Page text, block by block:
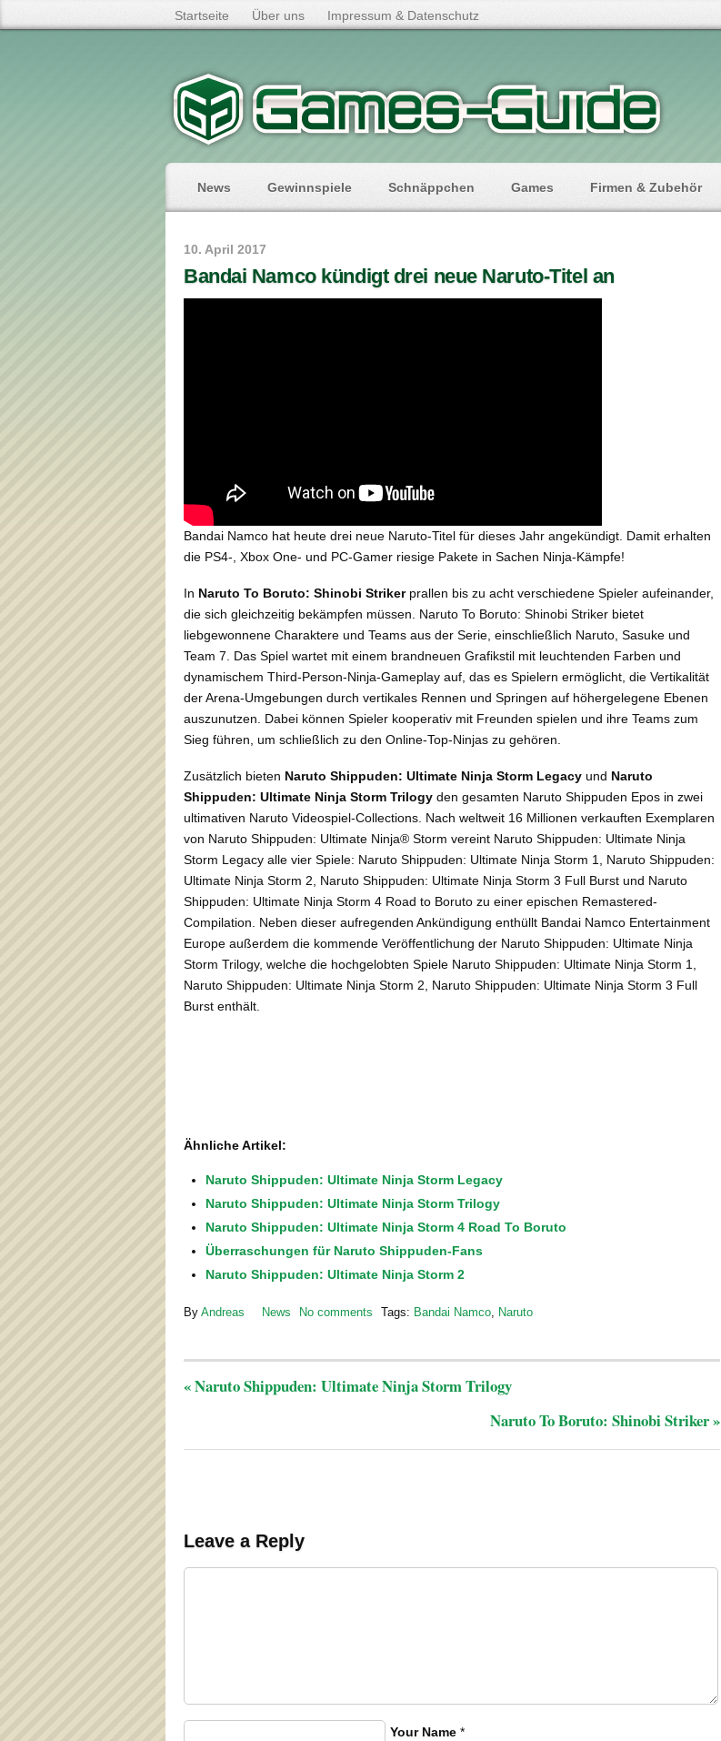
Startseite Über uns Impressum & Datenschutz
News Gewinnspiele Schnäppchen Games Firmen & Zubehör
10. April 2017
Bandai Namco kündigt drei neue Naruto-Titel an
Bandai Namco hat heute drei neue Naruto-Titel für dieses Jahr angekündigt. Damit erhalten
die PS4-, Xbox One- und PC-Gamer riesige Pakete in Sachen Ninja-Kämpfe!
In Naruto To Boruto: Shinobi Strikerprallen bis zu acht verschiedene Spieler aufeinander,
die sich gleichzeitig bekämpfen müssen. Naruto To Boruto: Shinobi Striker bietet
liebgewonnene Charaktere und Teams aus der Serie, einschließlich Naruto, Sasuke und
Team 7. Das Spiel wartet mit einem brandneuen Grafikstil mit leuchtenden Farben und
dynamischem Third-Person-Ninja-Gameplay auf, das es Spielern ermöglicht, die Vertikalität
der Arena-Umgebungen durch vertikales Rennen und Springen auf höhergelegene Ebenen
auszunutzen. Dabei können Spieler kooperativ mit Freunden spielen und ihre Teams zum
Sieg führen, um schließlich zu den Online-Top-Ninjas zu gehören.
Zusätzlich bieten Naruto Shippuden: Ultimate Ninja Storm Legacy und Naruto
Shippuden: Ultimate Ninja Storm Trilogy den gesamten Naruto Shippuden Epos in zwei
ultimativen Naruto Videospiel-Collections. Nach weltweit 16 Millionen verkauften Exemplaren
von Naruto Shippuden: Ultimate Ninja® Storm vereint Naruto Shippuden: Ultimate Ninja
Storm Legacy alle vier Spiele: Naruto Shippuden: Ultimate Ninja Storm 1, Naruto Shippuden:
Ultimate Ninja Storm 2, Naruto Shippuden: Ultimate Ninja Storm 3 Full Burst und Naruto
Shippuden: Ultimate Ninja Storm 4 Road to Boruto zu einer epischen Remastered-
Compilation. Neben dieser aufregenden Ankündigung enthüllt Bandai Namco Entertainment
Europe außerdem die kommende Veröffentlichung der Naruto Shippuden: Ultimate Ninja
Storm Trilogy, welche die hochgelobten Spiele Naruto Shippuden: Ultimate Ninja Storm 1,
Naruto Shippuden: Ultimate Ninja Storm 2, Naruto Shippuden: Ultimate Ninja Storm 3 Full
Burst enthält.
Ähnliche Artikel:
Naruto Shippuden: Ultimate Ninja Storm Legacy
Naruto Shippuden: Ultimate Ninja Storm Trilogy
Naruto Shippuden: Ultimate Ninja Storm 4 Road To Boruto
Überraschungen für Naruto Shippuden-Fans
Naruto Shippuden: Ultimate Ninja Storm 2
By Andreas News No comments Tags: Bandai Namco Naruto
«Naruto Shippuden: Ultimate Ninja Storm Trilogy
Naruto To Boruto: Shinobi Striker»
Leave a Reply
Your Name *